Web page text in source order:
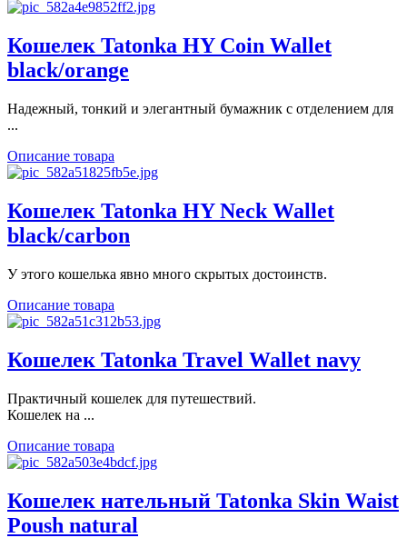
Кошелек Tatonka HY Coin Wallet
black/orange
Надежный, тонкий и элегантный бумажник с отделением для
...
Описание товара
Кошелек Tatonka HY Neck Wallet
black/carbon
У этого кошелька явно много скрытых достоинств.
Описание товара
Кошелек Tatonka Travel Wallet navy
Практичный кошелек для путешествий.
Кошелек на ...
Описание товара
Кошелек нательный Tatonka Skin Waist
Poush natural